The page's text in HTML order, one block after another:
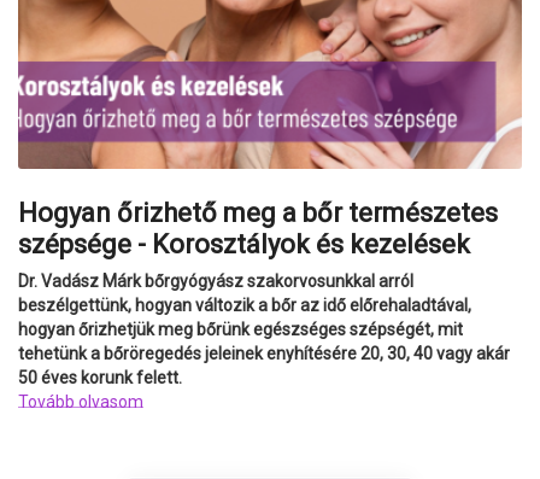
Hogyan őrizhető meg a bőr természetes
szépsége - Korosztályok és kezelések
Dr. Vadász Márk bőrgyógyász szakorvosunkkal arról
beszélgettünk, hogyan változik a bőr az idő előrehaladtával,
hogyan őrizhetjük meg bőrünk egészséges szépségét, mit
tehetünk a bőröregedés jeleinek enyhítésére 20, 30, 40 vagy akár
50 éves korunk felett.
Tovább olvasom